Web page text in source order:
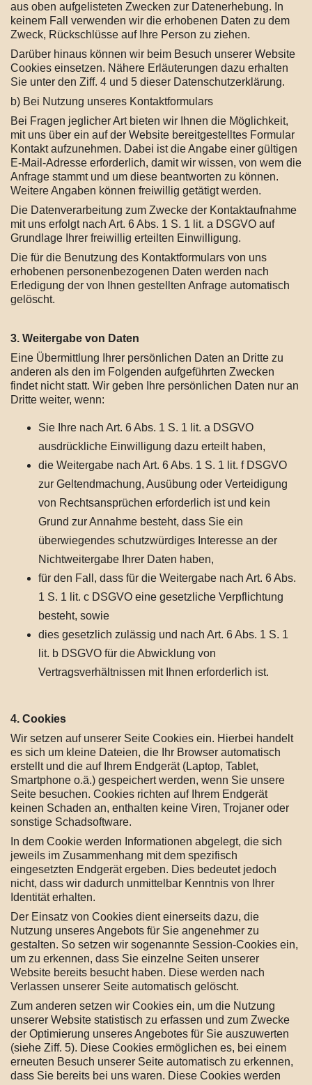
aus oben aufgelisteten Zwecken zur Datenerhebung. In
keinem Fall verwenden wir die erhobenen Daten zu dem
Zweck, Rückschlüsse auf Ihre Person zu ziehen.
Darüber hinaus können wir beim Besuch unserer Website
Cookies einsetzen. Nähere Erläuterungen dazu erhalten
Sie unter den Ziff. 4 und 5 dieser Datenschutzerklärung.
b) Bei Nutzung unseres Kontaktformulars
Bei Fragen jeglicher Art bieten wir Ihnen die Möglichkeit,
mit uns über ein auf der Website bereitgestelltes Formular
Kontakt aufzunehmen. Dabei ist die Angabe einer gültigen
E-Mail-Adresse erforderlich, damit wir wissen, von wem die
Anfrage stammt und um diese beantworten zu können.
Weitere Angaben können freiwillig getätigt werden.
Die Datenverarbeitung zum Zwecke der Kontaktaufnahme
mit uns erfolgt nach Art. 6 Abs. 1 S. 1 lit. a DSGVO auf
Grundlage Ihrer freiwillig erteilten Einwilligung.
Die für die Benutzung des Kontaktformulars von uns
erhobenen personenbezogenen Daten werden nach
Erledigung der von Ihnen gestellten Anfrage automatisch
gelöscht.
3. Weitergabe von Daten
Eine Übermittlung Ihrer persönlichen Daten an Dritte zu
anderen als den im Folgenden aufgeführten Zwecken
findet nicht statt. Wir geben Ihre persönlichen Daten nur an
Dritte weiter, wenn:
Sie Ihre nach Art. 6 Abs. 1 S. 1 lit. a DSGVO
ausdrückliche Einwilligung dazu erteilt haben,
die Weitergabe nach Art. 6 Abs. 1 S. 1 lit. f DSGVO
zur Geltendmachung, Ausübung oder Verteidigung
von Rechtsansprüchen erforderlich ist und kein
Grund zur Annahme besteht, dass Sie ein
überwiegendes schutzwürdiges Interesse an der
Nichtweitergabe Ihrer Daten haben,
für den Fall, dass für die Weitergabe nach Art. 6 Abs.
1 S. 1 lit. c DSGVO eine gesetzliche Verpflichtung
besteht, sowie
dies gesetzlich zulässig und nach Art. 6 Abs. 1 S. 1
lit. b DSGVO für die Abwicklung von
Vertragsverhältnissen mit Ihnen erforderlich ist.
4. Cookies
Wir setzen auf unserer Seite Cookies ein. Hierbei handelt
es sich um kleine Dateien, die Ihr Browser automatisch
erstellt und die auf Ihrem Endgerät (Laptop, Tablet,
Smartphone o.ä.) gespeichert werden, wenn Sie unsere
Seite besuchen. Cookies richten auf Ihrem Endgerät
keinen Schaden an, enthalten keine Viren, Trojaner oder
sonstige Schadsoftware.
In dem Cookie werden Informationen abgelegt, die sich
jeweils im Zusammenhang mit dem spezifisch
eingesetzten Endgerät ergeben. Dies bedeutet jedoch
nicht, dass wir dadurch unmittelbar Kenntnis von Ihrer
Identität erhalten.
Der Einsatz von Cookies dient einerseits dazu, die
Nutzung unseres Angebots für Sie angenehmer zu
gestalten. So setzen wir sogenannte Session-Cookies ein,
um zu erkennen, dass Sie einzelne Seiten unserer
Website bereits besucht haben. Diese werden nach
Verlassen unserer Seite automatisch gelöscht.
Zum anderen setzen wir Cookies ein, um die Nutzung
unserer Website statistisch zu erfassen und zum Zwecke
der Optimierung unseres Angebotes für Sie auszuwerten
(siehe Ziff. 5). Diese Cookies ermöglichen es, bei einem
erneuten Besuch unserer Seite automatisch zu erkennen,
dass Sie bereits bei uns waren. Diese Cookies werden